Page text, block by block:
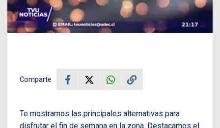
Comparte
Te mostramos las principales alternativas para
disfrutar el fin de semana en la zona. Destacamos el